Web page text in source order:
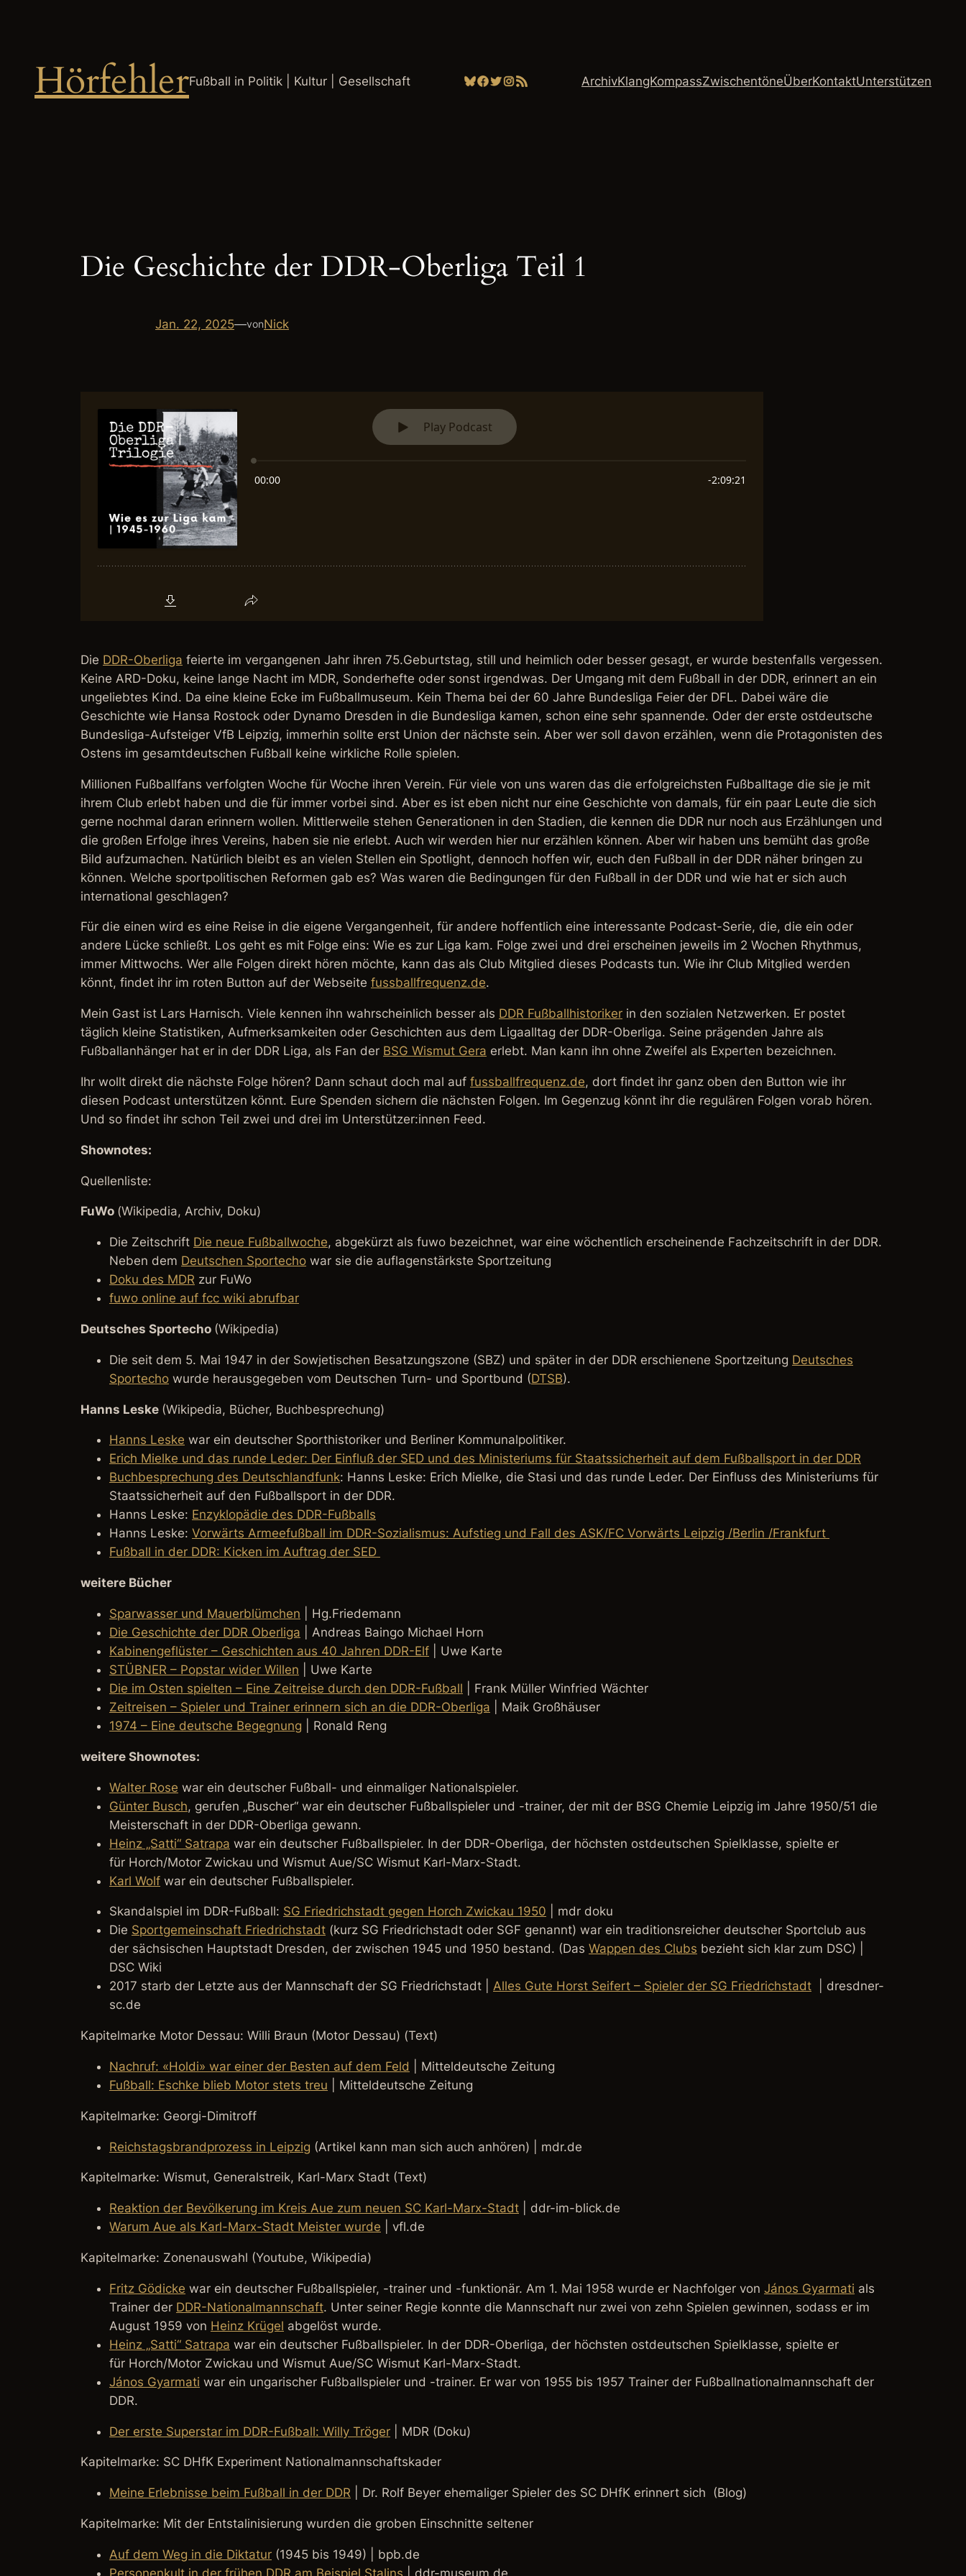
HörfehlerFußball in Politik | Kultur | Gesellschaft Bluesky
Facebook
Twitter
Instagram
RSS-Feed ArchivKlangKompassZwischentöneÜberKontaktUnterstützen
Die Geschichte der DDR-Oberliga Teil 1
Jan. 22, 2025—vonNick
Die DDR-Oberliga feierte im vergangenen Jahr ihren 75.Geburtstag, still und heimlich oder besser gesagt, er wurde bestenfalls vergessen.
Keine ARD-Doku, keine lange Nacht im MDR, Sonderhefte oder sonst irgendwas. Der Umgang mit dem Fußball in der DDR, erinnert an ein
ungeliebtes Kind. Da eine kleine Ecke im Fußballmuseum. Kein Thema bei der 60 Jahre Bundesliga Feier der DFL. Dabei wäre die
Geschichte wie Hansa Rostock oder Dynamo Dresden in die Bundesliga kamen, schon eine sehr spannende. Oder der erste ostdeutsche
Bundesliga-Aufsteiger VfB Leipzig, immerhin sollte erst Union der nächste sein. Aber wer soll davon erzählen, wenn die Protagonisten des
Ostens im gesamtdeutschen Fußball keine wirkliche Rolle spielen.
Millionen Fußballfans verfolgten Woche für Woche ihren Verein. Für viele von uns waren das die erfolgreichsten Fußballtage die sie je mit
ihrem Club erlebt haben und die für immer vorbei sind. Aber es ist eben nicht nur eine Geschichte von damals, für ein paar Leute die sich
gerne nochmal daran erinnern wollen. Mittlerweile stehen Generationen in den Stadien, die kennen die DDR nur noch aus Erzählungen und
die großen Erfolge ihres Vereins, haben sie nie erlebt. Auch wir werden hier nur erzählen können. Aber wir haben uns bemüht das große
Bild aufzumachen. Natürlich bleibt es an vielen Stellen ein Spotlight, dennoch hoffen wir, euch den Fußball in der DDR näher bringen zu
können. Welche sportpolitischen Reformen gab es? Was waren die Bedingungen für den Fußball in der DDR und wie hat er sich auch
international geschlagen?
Für die einen wird es eine Reise in die eigene Vergangenheit, für andere hoffentlich eine interessante Podcast-Serie, die, die ein oder
andere Lücke schließt. Los geht es mit Folge eins: Wie es zur Liga kam. Folge zwei und drei erscheinen jeweils im 2 Wochen Rhythmus,
immer Mittwochs. Wer alle Folgen direkt hören möchte, kann das als Club Mitglied dieses Podcasts tun. Wie ihr Club Mitglied werden
könnt, findet ihr im roten Button auf der Webseite fussballfrequenz.de.
Mein Gast ist Lars Harnisch. Viele kennen ihn wahrscheinlich besser als DDR Fußballhistoriker in den sozialen Netzwerken. Er postet
täglich kleine Statistiken, Aufmerksamkeiten oder Geschichten aus dem Ligaalltag der DDR-Oberliga. Seine prägenden Jahre als
Fußballanhänger hat er in der DDR Liga, als Fan der BSG Wismut Gera erlebt. Man kann ihn ohne Zweifel als Experten bezeichnen.
Ihr wollt direkt die nächste Folge hören? Dann schaut doch mal auf fussballfrequenz.de, dort findet ihr ganz oben den Button wie ihr
diesen Podcast unterstützen könnt. Eure Spenden sichern die nächsten Folgen. Im Gegenzug könnt ihr die regulären Folgen vorab hören.
Und so findet ihr schon Teil zwei und drei im Unterstützer:innen Feed.
Shownotes:
Quellenliste:
FuWo (Wikipedia, Archiv, Doku)
Die Zeitschrift Die neue Fußballwoche, abgekürzt als fuwo bezeichnet, war eine wöchentlich erscheinende Fachzeitschrift in der DDR.
Neben dem Deutschen Sportecho war sie die auflagenstärkste Sportzeitung
Doku des MDR zur FuWo
fuwo online auf fcc wiki abrufbar
Deutsches Sportecho (Wikipedia)
Die seit dem 5. Mai 1947 in der Sowjetischen Besatzungszone (SBZ) und später in der DDR erschienene Sportzeitung Deutsches
Sportecho wurde herausgegeben vom Deutschen Turn- und Sportbund (DTSB).
Hanns Leske (Wikipedia, Bücher, Buchbesprechung)
Hanns Leske war ein deutscher Sporthistoriker und Berliner Kommunalpolitiker.
Erich Mielke und das runde Leder: Der Einfluß der SED und des Ministeriums für Staatssicherheit auf dem Fußballsport in der DDR
Buchbesprechung des Deutschlandfunk: Hanns Leske: Erich Mielke, die Stasi und das runde Leder. Der Einfluss des Ministeriums für
Staatssicherheit auf den Fußballsport in der DDR.
Hanns Leske: Enzyklopädie des DDR-Fußballs
Hanns Leske: Vorwärts Armeefußball im DDR-Sozialismus: Aufstieg und Fall des ASK/FC Vorwärts Leipzig /Berlin /Frankfurt
Fußball in der DDR: Kicken im Auftrag der SED
weitere Bücher
Sparwasser und Mauerblümchen | Hg.Friedemann
Die Geschichte der DDR Oberliga | Andreas Baingo Michael Horn
Kabinengeflüster – Geschichten aus 40 Jahren DDR-Elf | Uwe Karte
STÜBNER – Popstar wider Willen | Uwe Karte
Die im Osten spielten – Eine Zeitreise durch den DDR-Fußball | Frank Müller Winfried Wächter
Zeitreisen – Spieler und Trainer erinnern sich an die DDR-Oberliga | Maik Großhäuser
1974 – Eine deutsche Begegnung | Ronald Reng
weitere Shownotes:
Walter Rose war ein deutscher Fußball- und einmaliger Nationalspieler.
Günter Busch, gerufen „Buscher“ war ein deutscher Fußballspieler und -trainer, der mit der BSG Chemie Leipzig im Jahre 1950/51 die
Meisterschaft in der DDR-Oberliga gewann.
Heinz „Satti“ Satrapa war ein deutscher Fußballspieler. In der DDR-Oberliga, der höchsten ostdeutschen Spielklasse, spielte er
für Horch/Motor Zwickau und Wismut Aue/SC Wismut Karl-Marx-Stadt.
Karl Wolf war ein deutscher Fußballspieler.
Skandalspiel im DDR-Fußball: SG Friedrichstadt gegen Horch Zwickau 1950 | mdr doku
Die Sportgemeinschaft Friedrichstadt (kurz SG Friedrichstadt oder SGF genannt) war ein traditionsreicher deutscher Sportclub aus
der sächsischen Hauptstadt Dresden, der zwischen 1945 und 1950 bestand. (Das Wappen des Clubs bezieht sich klar zum DSC) |
DSC Wiki
2017 starb der Letzte aus der Mannschaft der SG Friedrichstadt | Alles Gute Horst Seifert – Spieler der SG Friedrichstadt | dresdner-
sc.de
Kapitelmarke Motor Dessau: Willi Braun (Motor Dessau) (Text)
Nachruf: «Holdi» war einer der Besten auf dem Feld | Mitteldeutsche Zeitung
Fußball: Eschke blieb Motor stets treu | Mitteldeutsche Zeitung
Kapitelmarke: Georgi-Dimitroff
Reichstagsbrandprozess in Leipzig (Artikel kann man sich auch anhören) | mdr.de
Kapitelmarke: Wismut, Generalstreik, Karl-Marx Stadt (Text)
Reaktion der Bevölkerung im Kreis Aue zum neuen SC Karl-Marx-Stadt | ddr-im-blick.de
Warum Aue als Karl-Marx-Stadt Meister wurde | vfl.de
Kapitelmarke: Zonenauswahl (Youtube, Wikipedia)
Fritz Gödicke war ein deutscher Fußballspieler, -trainer und -funktionär. Am 1. Mai 1958 wurde er Nachfolger von János Gyarmati als
Trainer der DDR-Nationalmannschaft. Unter seiner Regie konnte die Mannschaft nur zwei von zehn Spielen gewinnen, sodass er im
August 1959 von Heinz Krügel abgelöst wurde.
Heinz „Satti“ Satrapa war ein deutscher Fußballspieler. In der DDR-Oberliga, der höchsten ostdeutschen Spielklasse, spielte er
für Horch/Motor Zwickau und Wismut Aue/SC Wismut Karl-Marx-Stadt.
János Gyarmati war ein ungarischer Fußballspieler und -trainer. Er war von 1955 bis 1957 Trainer der Fußballnationalmannschaft der
DDR.
Der erste Superstar im DDR-Fußball: Willy Tröger | MDR (Doku)
Kapitelmarke: SC DHfK Experiment Nationalmannschaftskader
Meine Erlebnisse beim Fußball in der DDR | Dr. Rolf Beyer ehemaliger Spieler des SC DHfK erinnert sich (Blog)
Kapitelmarke: Mit der Entstalinisierung wurden die groben Einschnitte seltener
Auf dem Weg in die Diktatur (1945 bis 1949) | bpb.de
Personenkult in der frühen DDR am Beispiel Stalins | ddr-museum.de